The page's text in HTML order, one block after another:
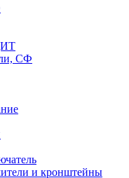
СФ
и кронштейны